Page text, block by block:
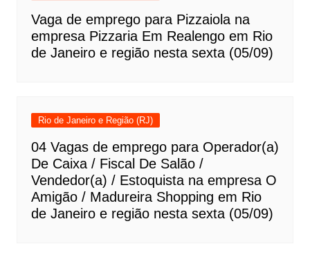
Vaga de emprego para Pizzaiola na
empresa Pizzaria Em Realengo em Rio
de Janeiro e região nesta sexta (05/09)
Rio de Janeiro e Região (RJ)
04 Vagas de emprego para Operador(a)
De Caixa / Fiscal De Salão /
Vendedor(a) / Estoquista na empresa O
Amigão / Madureira Shopping em Rio
de Janeiro e região nesta sexta (05/09)